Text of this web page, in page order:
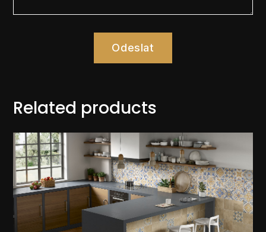
Odeslat
Related products